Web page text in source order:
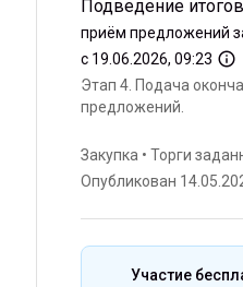
Подведение итогов
приём предложений
с 19.06.2026, 09:23 info_outline
Этап 4. Подача
предложений.
Закупка • Торги
Опубликован
Участие